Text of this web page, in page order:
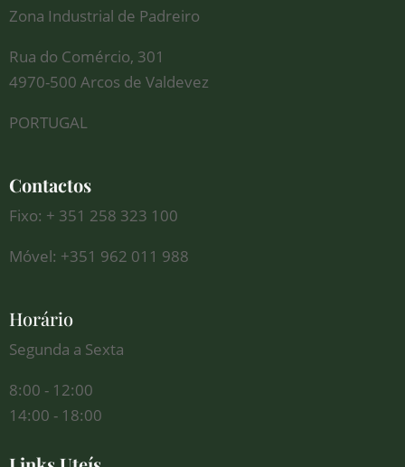
Zona Industrial de Padreiro
Rua do Comércio, 301
4970-500 Arcos de Valdevez
PORTUGAL
Contactos
Fixo: + 351 258 323 100
Móvel: +351 962 011 988
Horário
Segunda a Sexta
8:00 - 12:00
14:00 - 18:00